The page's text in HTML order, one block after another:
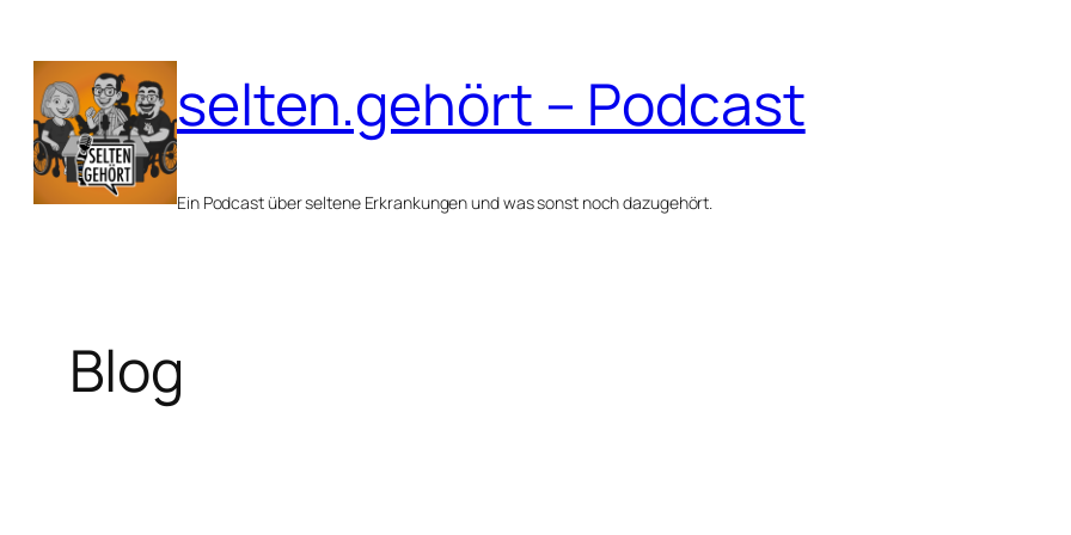
Inhalt
springen
selten.gehört – Podcast
Ein Podcast über seltene Erkrankungen und was sonst noch dazugehört.
Blog